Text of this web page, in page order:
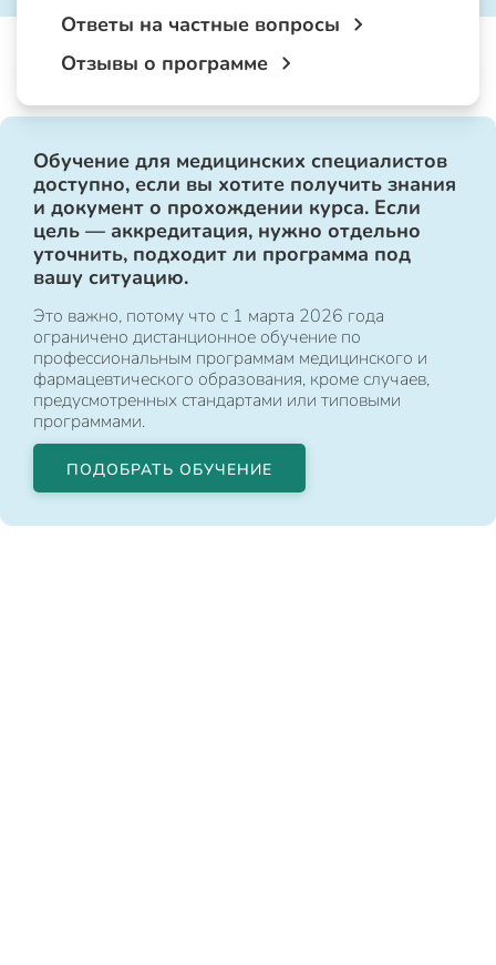
Ответы на частные вопросы
Отзывы о программе
Обучение для медицинских специалистов
доступно, если вы хотите получить знания
и документ о прохождении курса. Если
цель — аккредитация, нужно отдельно
уточнить, подходит ли программа под
вашу ситуацию.
Это важно, потому что с 1 марта 2026 года
ограничено дистанционное обучение по
профессиональным программам медицинского и
фармацевтического образования, кроме случаев,
предусмотренных стандартами или типовыми
программами.
ПОДОБРАТЬ ОБУЧЕНИЕ